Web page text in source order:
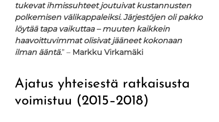
tukevat ihmissuhteet joutuivat kustannusten
polkemisen välikappaleiksi. Järjestöjen oli pakko
löytää tapa vaikuttaa – muuten kaikkein
haavoittuvimmat olisivat jääneet kokonaan
ilman ääntä.” – Markku Virkamäki
Ajatus yhteisestä ratkaisusta
voimistuu (2015–2018)